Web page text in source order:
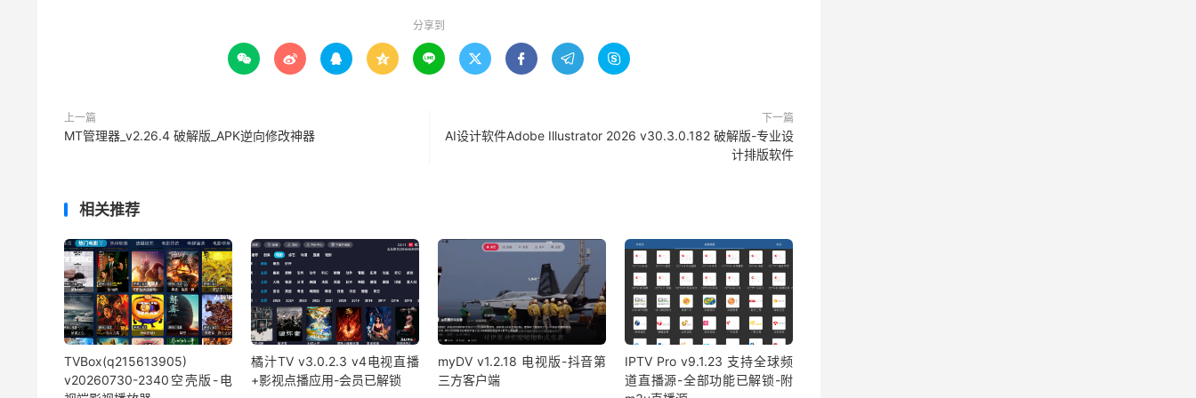
分享到
        
上一篇
MT管理器_v2.26.4 破解版_APK逆向修改神器
下一篇
AI设计软件Adobe Illustrator 2026 v30.3.0.182 破解版-专业设
计排版软件
相关推荐
TVBox(q215613905)
v20260730-2340空壳版-电
橘汁TV v3.0.2.3 v4电视直播
+影视点播应用-会员已解锁
myDV v1.2.18 电视版-抖音第
三方客户端
IPTV Pro v9.1.23 支持全球频
道直播源-全部功能已解锁-附